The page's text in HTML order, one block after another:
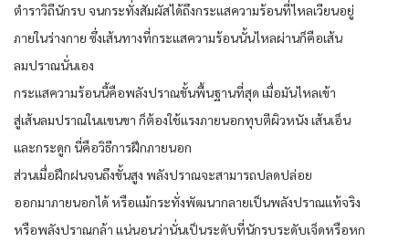
ตำราวิถีนักรบ จนกระทั่งสัมผัสได้ถึงกระแสความร้อนที่ไหลเวียนอยู่
ภายในร่างกาย ซึ่งเส้นทางที่กระแสความร้อนนั้นไหลผ่านก็คือเส้น
ลมปราณนั่นเอง
กระแสความร้อนนี้คือพลังปราณขั้นพื้นฐานที่สุด เมื่อมันไหลเข้า
สู่เส้นลมปราณในแขนขา ก็ต้องใช้แรงภายนอกทุบตีผิวหนัง เส้นเอ็น
และกระดูก นี่คือวิธีการฝึกภายนอก
ส่วนเมื่อฝึกฝนจนถึงขั้นสูง พลังปราณจะสามารถปลดปล่อย
ออกมาภายนอกได้ หรือแม้กระทั่งพัฒนากลายเป็นพลังปราณแท้จริง
หรือพลังปราณกล้า แน่นอนว่านั่นเป็นระดับที่นักรบระดับเจ็ดหรือหก